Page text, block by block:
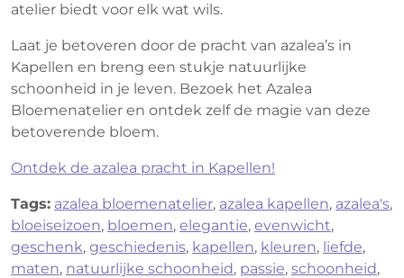
atelier biedt voor elk wat wils.
Laat je betoveren door de pracht van azalea’s in
Kapellen en breng een stukje natuurlijke
schoonheid in je leven. Bezoek het Azalea
Bloemenatelier en ontdek zelf de magie van deze
betoverende bloem.
Ontdek de azalea pracht in Kapellen!
Tags: azalea bloemenatelier, azalea kapellen, azalea's,
bloeiseizoen, bloemen, elegantie, evenwicht,
geschenk, geschiedenis, kapellen, kleuren, liefde,
maten, natuurlijke schoonheid, passie, schoonheid,